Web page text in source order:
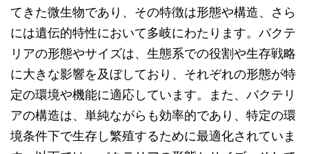
てきた微生物であり、その特徴は形態や構造、さら
には遺伝的特性において多岐にわたります。バクテ
リアの形態やサイズは、生態系での役割や生存戦略
に大きな影響を及ぼしており、それぞれの形態が特
定の環境や機能に適応しています。また、バクテリ
アの構造は、単純ながらも効率的であり、特定の環
境条件下で生存し繁殖するために最適化されていま